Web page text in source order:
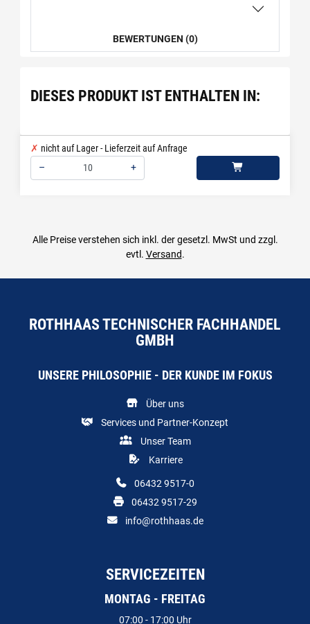
BEWERTUNGEN (0)
DIESES PRODUKT IST ENTHALTEN IN:
nicht auf Lager - Lieferzeit auf Anfrage
–
+
Alle Preise verstehen sich inkl. der gesetzl. MwSt und zzgl.
evtl. Versand.
ROTHHAAS TECHNISCHER FACHHANDEL
GMBH
UNSERE PHILOSOPHIE - DER KUNDE IM FOKUS
Über uns
Services und Partner-Konzept
Unser Team
Karriere
06432 9517-0
06432 9517-29
info@rothhaas.de
SERVICEZEITEN
MONTAG - FREITAG
07:00 - 17:00 Uhr